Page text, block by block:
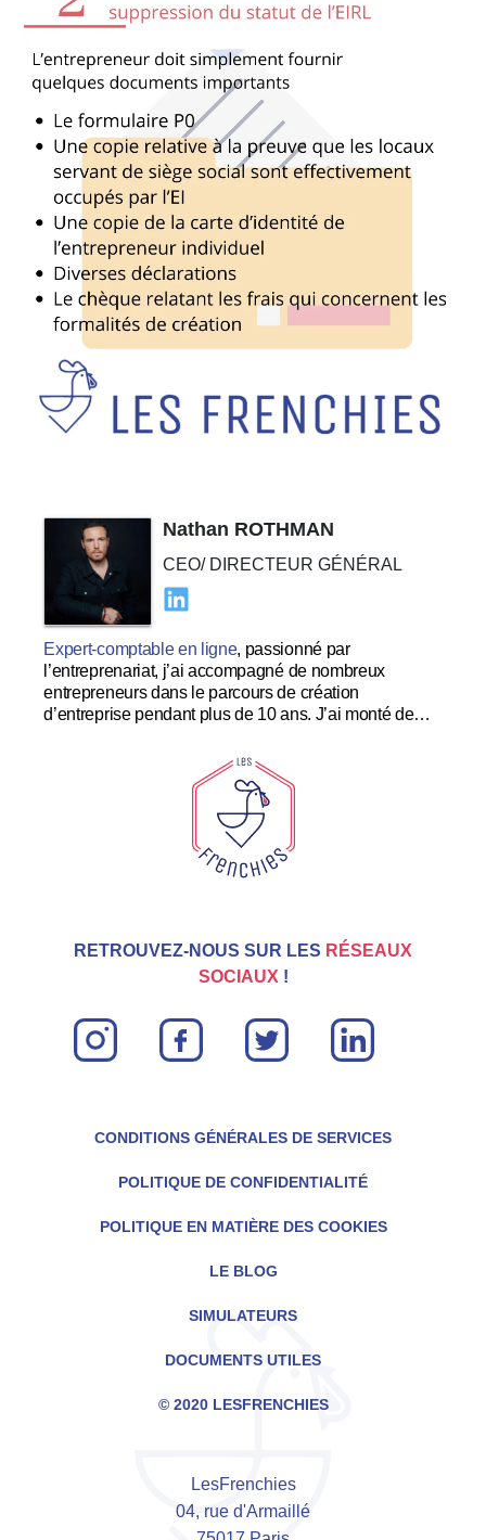
Nathan ROTHMAN
CEO/ DIRECTEUR GÉNÉRAL
Expert-comptable en ligne, passionné par
l’entreprenariat, j’ai accompagné de nombreux
entrepreneurs dans le parcours de création
d’entreprise pendant plus de 10 ans. J’ai monté de
concentrer dans le développement et l’expérience
utilisateur au sein des Tricolores.
RETROUVEZ-NOUS SUR LES RÉSEAUX
SOCIAUX !
instagram facebook twitter linkin
CONDITIONS GÉNÉRALES DE SERVICES
POLITIQUE DE CONFIDENTIALITÉ
POLITIQUE EN MATIÈRE DES COOKIES
LE BLOG
SIMULATEURS
DOCUMENTS UTILES
© 2020 LESFRENCHIES
LesFrenchies
04, rue d'Armaillé